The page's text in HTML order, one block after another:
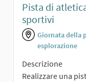
Pista di
sportivi
Giornata della
esplorazione
Descrizione
Realizzare una